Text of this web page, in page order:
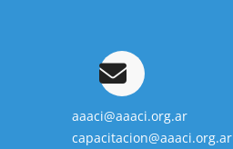
aaaci@aaaci.org.ar
capacitacion@aaaci.org.ar